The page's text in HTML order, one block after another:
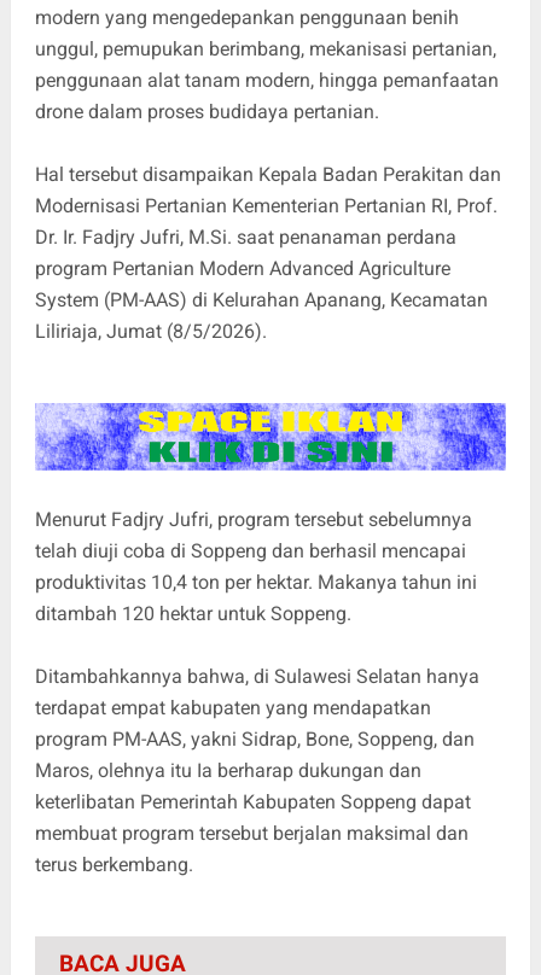
modern yang mengedepankan penggunaan benih
unggul, pemupukan berimbang, mekanisasi pertanian,
penggunaan alat tanam modern, hingga pemanfaatan
drone dalam proses budidaya pertanian.
Hal tersebut disampaikan Kepala Badan Perakitan dan
Modernisasi Pertanian Kementerian Pertanian RI, Prof.
Dr. Ir. Fadjry Jufri, M.Si. saat penanaman perdana
program Pertanian Modern Advanced Agriculture
System (PM-AAS) di Kelurahan Apanang, Kecamatan
Liliriaja, Jumat (8/5/2026).
Menurut Fadjry Jufri, program tersebut sebelumnya
telah diuji coba di Soppeng dan berhasil mencapai
produktivitas 10,4 ton per hektar. Makanya tahun ini
ditambah 120 hektar untuk Soppeng.
Ditambahkannya bahwa, di Sulawesi Selatan hanya
terdapat empat kabupaten yang mendapatkan
program PM-AAS, yakni Sidrap, Bone, Soppeng, dan
Maros, olehnya itu Ia berharap dukungan dan
keterlibatan Pemerintah Kabupaten Soppeng dapat
membuat program tersebut berjalan maksimal dan
terus berkembang.
BACA JUGA